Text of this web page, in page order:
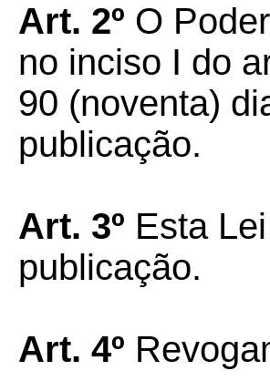
Art. 2º O
no inciso I do
90 (noventa)
publicação.
Art. 3º Esta
publicação.
Art. 4º